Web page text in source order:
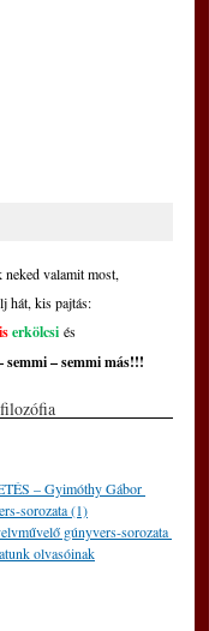
valamit most,
hát, kis pajtás:
erkölcsi és
semmi – semmi más!!!
– Gyimóthy Gábor
sorozata (1)
gúnyvers-sorozata
olvasóinak